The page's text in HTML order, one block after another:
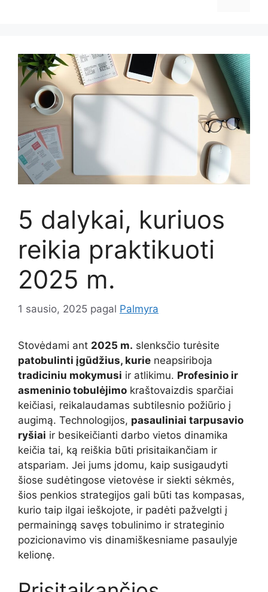
5 dalykai, kuriuos
reikia praktikuoti
2025 m.
1 sausio, 2025 pagal Palmyra
Stovėdami ant 2025 m. slenksčio turėsite
patobulinti įgūdžius, kurie neapsiriboja
tradiciniu mokymusi ir atlikimu. Profesinio ir
asmeninio tobulėjimo kraštovaizdis sparčiai
keičiasi, reikalaudamas subtilesnio požiūrio į
augimą. Technologijos, pasauliniai tarpusavio
ryšiai ir besikeičianti darbo vietos dinamika
keičia tai, ką reiškia būti prisitaikančiam ir
atspariam. Jei jums įdomu, kaip susigaudyti
šiose sudėtingose vietovėse ir siekti sėkmės,
šios penkios strategijos gali būti tas kompasas,
kurio taip ilgai ieškojote, ir padėti pažvelgti į
permainingą savęs tobulinimo ir strateginio
pozicionavimo vis dinamiškesniame pasaulyje
kelionę.